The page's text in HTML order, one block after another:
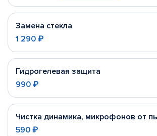
Замена стекла
1 290 ₽
Гидрогелевая защита
990 ₽
Чистка динамика, микрофонов от
590 ₽